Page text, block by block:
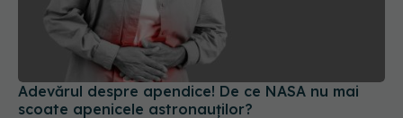
Adevărul despre apendice! De ce NASA nu mai
scoate apenicele astronauților?
12 iun 2025, 18:18